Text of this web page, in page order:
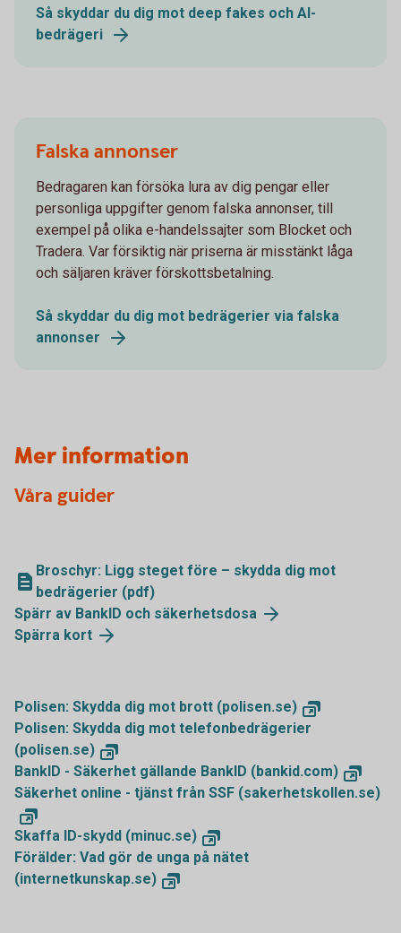
Så skyddar du dig mot deep fakes och AI-
bedrägeri
Falska annonser
Bedragaren kan försöka lura av dig pengar eller
personliga uppgifter genom falska annonser, till
exempel på olika e-handelssajter som Blocket och
Tradera. Var försiktig när priserna är misstänkt låga
och säljaren kräver förskottsbetalning.
Så skyddar du dig mot bedrägerier via falska
annonser
Mer information
Våra guider
Broschyr: Ligg steget före – skydda dig mot
bedrägerier (pdf)
Spärr av BankID och säkerhetsdosa
Spärra kort
Polisen: Skydda dig mot brott (polisen.se)
Polisen: Skydda dig mot telefonbedrägerier
(polisen.se)
BankID - Säkerhet gällande BankID (bankid.com)
Säkerhet online - tjänst från SSF (sakerhetskollen.se)
Skaffa ID-skydd (minuc.se)
Förälder: Vad gör de unga på nätet
(internetkunskap.se)